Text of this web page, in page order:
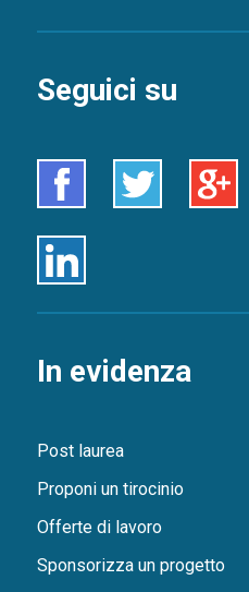
Seguici su
Facebook Twitter Google+
Linkedin
In evidenza
Post laurea
Proponi un tirocinio
Offerte di lavoro
Sponsorizza un progetto